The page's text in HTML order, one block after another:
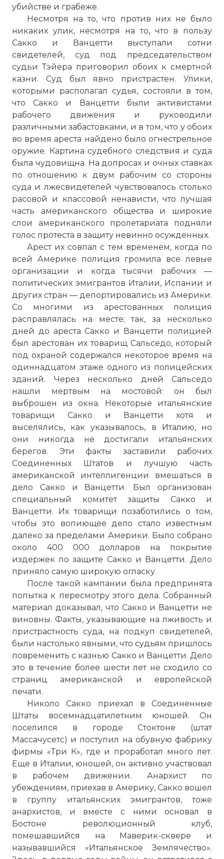
убийстве и грабеже.
Несмотря на то, что против них не было
никаких улик, несмотря на то, что в пользу
Сакко и Ванцетти выступали сотни
свидетелей, суд под председательством
судьи Тэйера приговорил обоих к смертной
казни. Суд был явно пристрастен. Улики,
которыми располагал судья, состояли в том,
что Сакко и Ванцетти были активистами
рабочего движения и руководили
различными забастовками, и в том, что у обоих
во время ареста найдено было огнестрельное
оружие. Картина судебного следствия и суда
была чудовищна. На допросах и очных ставках
по отношению к двум рабочим со стороны
суда и лжесвидетелей чувствовалось столько
расовой и классовой ненависти, что лучшая
часть американского общества и широкие
слои американского пролетариата подняли
голос протеста в защиту невинно осужденных.
Арест их совпал с тем временем, когда по
всей Америке полиция громила все левые
организации и когда тысячи рабочих —
политических эмигрантов Италии, Испании и
других стран — депортировались из Америки.
Со многими из арестованных полиция
расправлялась на месте; так, за несколько
дней до ареста Сакко и Ванцетти полицией
был арестован их товарищ Сальседо, который
под охраной содержался некоторое время на
одиннадцатом этаже одного из полицейских
зданий. Через несколько дней Сальседо
нашли мертвым на мостовой: он был
выброшен из окна. Некоторые итальянские
товарищи Сакко и Ванцетти хотя и
выселялись, как указывалось, в Италию, но
они никогда не достигали итальянских
берегов. Эти факты заставили рабочих
Соединенных Штатов и лучшую часть
американской интеллигенции вмешаться в
дело Сакко и Ванцетти. Был организован
специальный комитет защиты Сакко и
Ванцетти. Их товарищи позаботились о том,
чтобы это вопиющее дело стало известным
далеко за пределами Америки. Было собрано
около 400 000 долларов на покрытие
издержек по защите Сакко и Ванцетти. Дело
приняло самую широкую огласку.
После такой кампании была предпринята
попытка к пересмотру этого дела. Собранный
материал доказывал, что Сакко и Ванцетти не
виновны. Факты, указывающие на лживость и
пристрастность суда, на подкуп свидетелей,
были настолько явными, что судьям пришлось
повременить с казнью Сакко и Ванцетти. Дело
это в течение более шести лет не сходило со
страниц американской и европейской
печати.
Николо Сакко приехал в Соединенные
Штаты восемнадцатилетним юношей. Он
поселился в городе Стоктоне (штат
Массачусетс) и поступил на обувную фабрику
фирмы «Три К», где и проработал много лет.
Еще в Италии, юношей, он активно участвовал
в рабочем движении. Анархист по
убеждениям, приехав в Америку, Сакко вошел
в группу итальянских эмигрантов, тоже
анархистов, и вместе с ними основал в
Бостоне революционный клуб,
помешавшийся на Маверик-сквере и
называвшийся «Итальянское Землячество».